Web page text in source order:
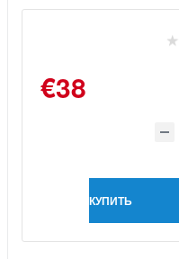
€38
КУПИТЬ